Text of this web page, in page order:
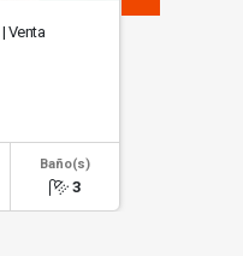
| Venta
Baño(s)
3